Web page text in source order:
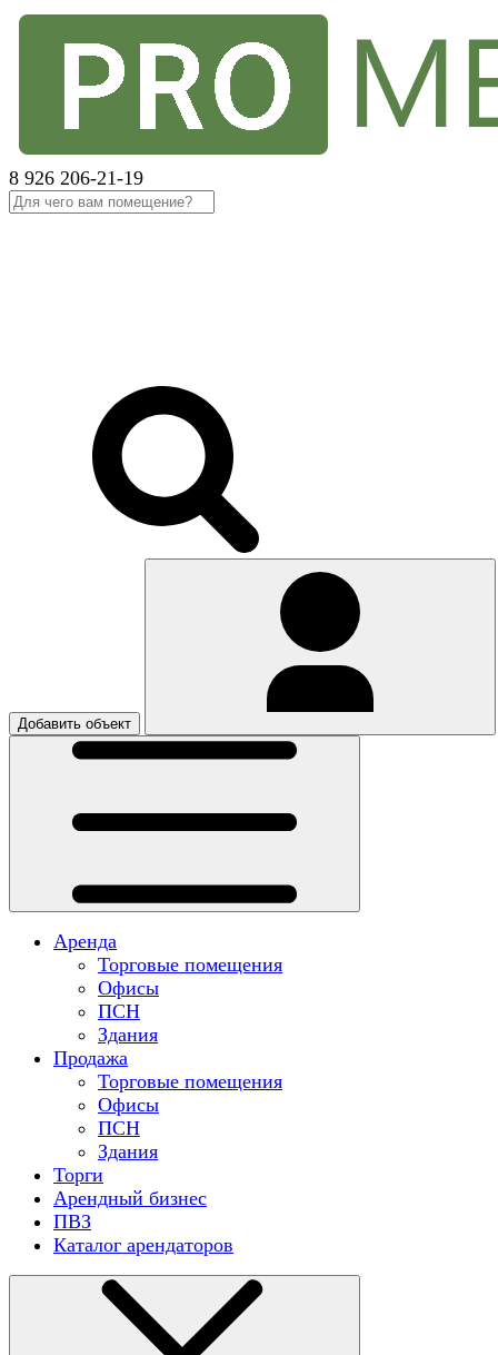
8 926 206-21-19
Добавить объект
Аренда
Торговые помещения
Офисы
ПСН
Здания
Продажа
Торговые помещения
Офисы
ПСН
Здания
Торги
Арендный бизнес
ПВЗ
Каталог арендаторов